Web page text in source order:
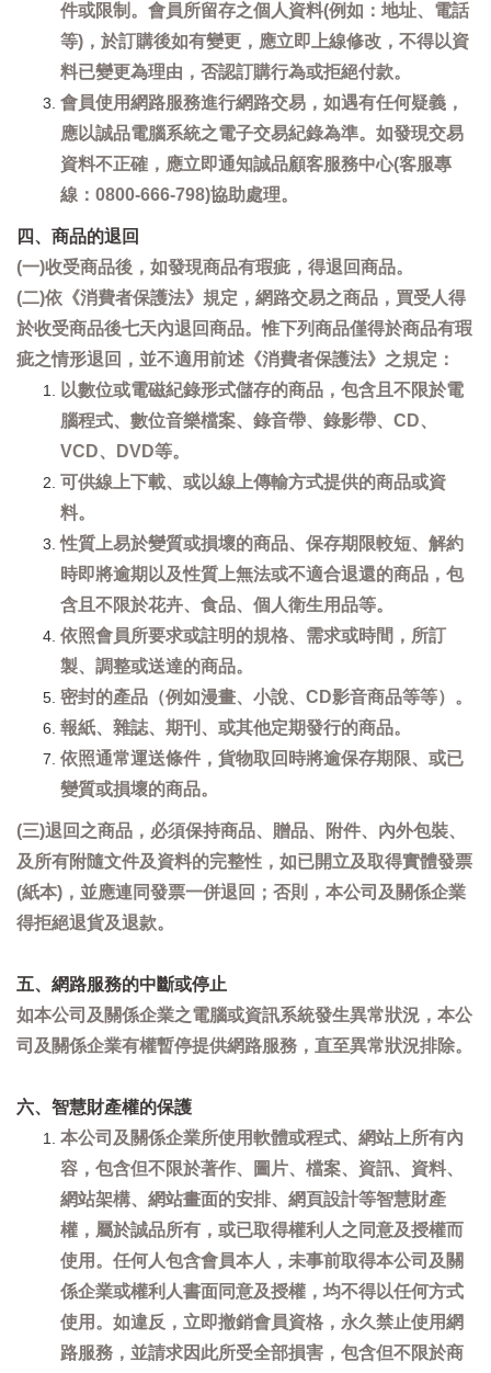
件或限制。會員所留存之個人資料(例如：地址、電話
等)，於訂購後如有變更，應立即上線修改，不得以資
料已變更為理由，否認訂購行為或拒絕付款。
會員使用網路服務進行網路交易，如遇有任何疑義，
應以誠品電腦系統之電子交易紀錄為準。如發現交易
資料不正確，應立即通知誠品顧客服務中心(客服專
線：0800-666-798)協助處理。
四、商品的退回
(一)收受商品後，如發現商品有瑕疵，得退回商品。
(二)依《消費者保護法》規定，網路交易之商品，買受人得
於收受商品後七天內退回商品。惟下列商品僅得於商品有瑕
疵之情形退回，並不適用前述《消費者保護法》之規定：
以數位或電磁紀錄形式儲存的商品，包含且不限於電
腦程式、數位音樂檔案、錄音帶、錄影帶、CD、
VCD、DVD等。
可供線上下載、或以線上傳輸方式提供的商品或資
料。
性質上易於變質或損壞的商品、保存期限較短、解約
時即將逾期以及性質上無法或不適合退還的商品，包
含且不限於花卉、食品、個人衛生用品等。
依照會員所要求或註明的規格、需求或時間，所訂
製、調整或送達的商品。
密封的產品（例如漫畫、小說、CD影音商品等等）。
報紙、雜誌、期刊、或其他定期發行的商品。
依照通常運送條件，貨物取回時將逾保存期限、或已
變質或損壞的商品。
(三)退回之商品，必須保持商品、贈品、附件、內外包裝、
及所有附隨文件及資料的完整性，如已開立及取得實體發票
(紙本)，並應連同發票一併退回；否則，本公司及關係企業
得拒絕退貨及退款。
五、網路服務的中斷或停止
如本公司及關係企業之電腦或資訊系統發生異常狀況，本公
司及關係企業有權暫停提供網路服務，直至異常狀況排除。
六、智慧財產權的保護
本公司及關係企業所使用軟體或程式、網站上所有內
容，包含但不限於著作、圖片、檔案、資訊、資料、
網站架構、網站畫面的安排、網頁設計等智慧財產
權，屬於誠品所有，或已取得權利人之同意及授權而
使用。任何人包含會員本人，未事前取得本公司及關
係企業或權利人書面同意及授權，均不得以任何方式
使用。如違反，立即撤銷會員資格，永久禁止使用網
路服務，並請求因此所受全部損害，包含但不限於商